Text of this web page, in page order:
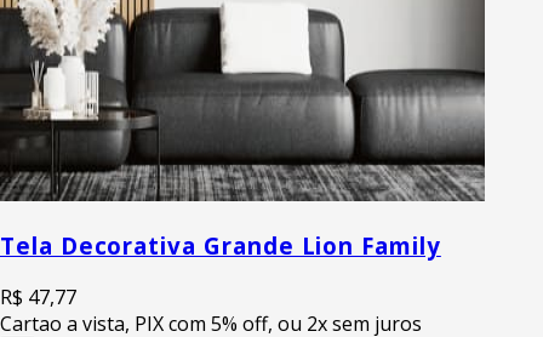
Tela Decorativa Grande Lion Family
R$ 47,77
Cartao a vista, PIX com 5% off, ou 2x sem juros